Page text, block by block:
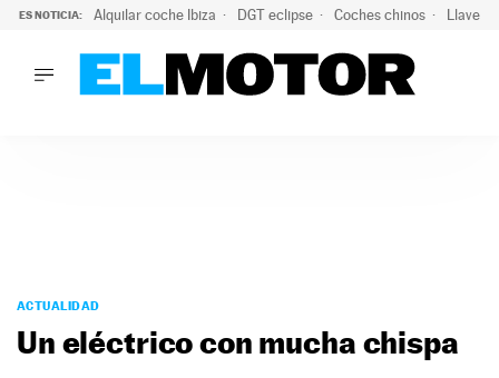
ES NOTICIA: Alquilar coche Ibiza DGT eclipse Coches chinos Llaves
PODCAST
MOTOS
ACTUALIDAD
Un eléctrico con mucha chispa